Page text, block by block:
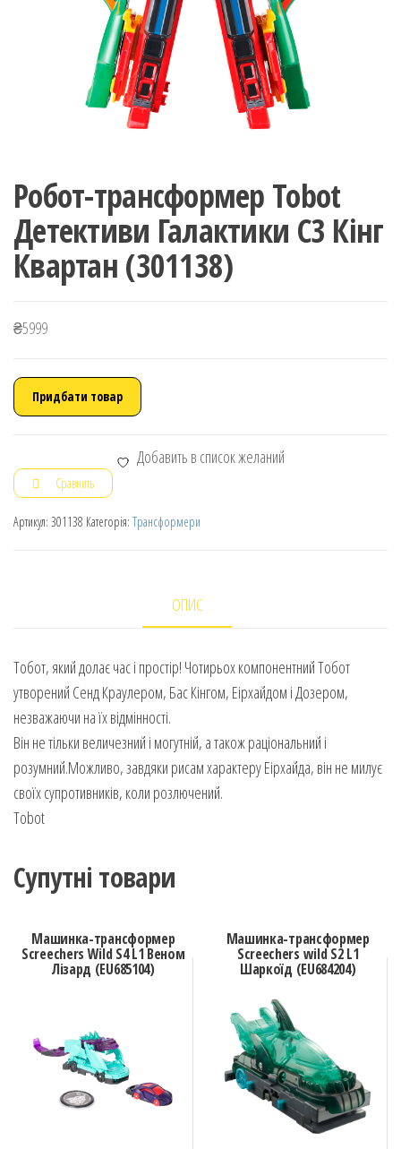
Робот-трансформер Tobot
Детективи Галактики С3 Кінг
Квартан (301138)
₴5999
Придбати товар
Добавить в список желаний
Сравнить
Артикул: 301138 Категорія: Трансформери
ОПИС
Тобот, який долає час і простір! Чотирьох компонентний Тобот
утворений Сенд Краулером, Бас Кінгом, Еірхайдом і Дозером,
незважаючи на їх відмінності.
Він не тільки величезний і могутній, а також раціональний і
розумний.Можливо, завдяки рисам характеру Еірхайда, він не милує
своїх супротивників, коли розлючений.
Tobot
Супутні товари
Машинка-трансформер
Screechers Wild S4 L1 Веном
Лізард (EU685104)
Машинка-трансформер
Screechers wild S2 L1
Шаркоїд (EU684204)